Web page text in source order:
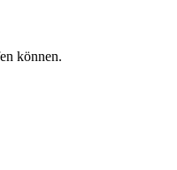
können.